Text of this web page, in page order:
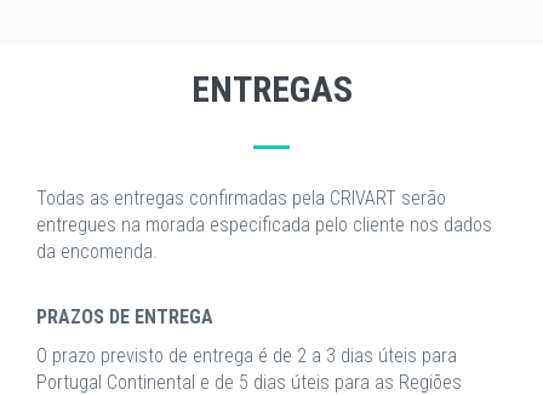
ENTREGAS
Todas as entregas confirmadas pela CRIVART serão
entregues na morada especificada pelo cliente nos dados
da encomenda.
PRAZOS DE ENTREGA
O prazo previsto de entrega é de 2 a 3 dias úteis para
Portugal Continental e de 5 dias úteis para as Regiões